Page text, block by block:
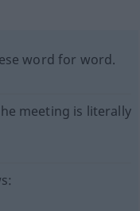
word for word.
meeting is literally